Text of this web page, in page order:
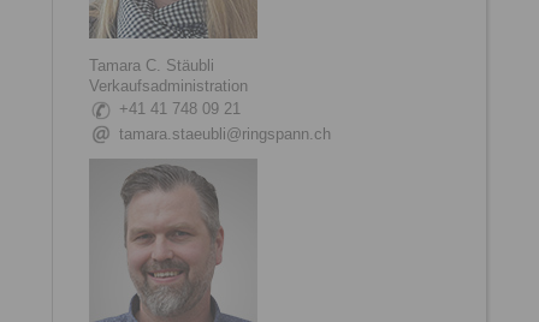
Tamara C. Stäubli
Verkaufsadministration
+41 41 748 09 21
tamara.staeubli@ringspann.ch